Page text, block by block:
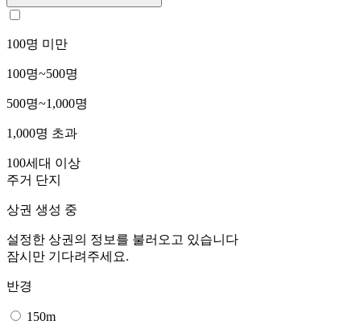
100명 미만
100명~500명
500명~1,000명
1,000명 초과
100세대 이상
주거 단지
상권 생성 중
설정한 상권의 정보를 불러오고 있습니다
잠시만 기다려주세요.
반경
150m